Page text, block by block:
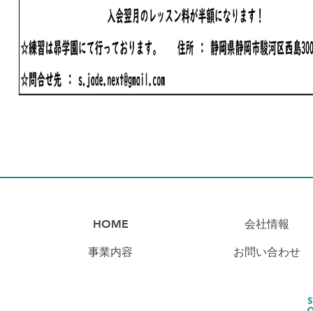
HOME
会社情報
事業内容
お問い合わせ